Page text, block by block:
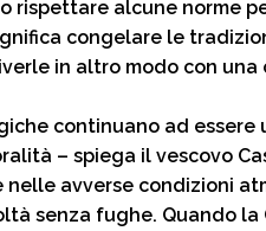
rispettare alcune norme
congelare le
in altro modo con
continuano ad essere
– spiega il vescovo
nelle avverse condizioni
senza fughe. Quando la